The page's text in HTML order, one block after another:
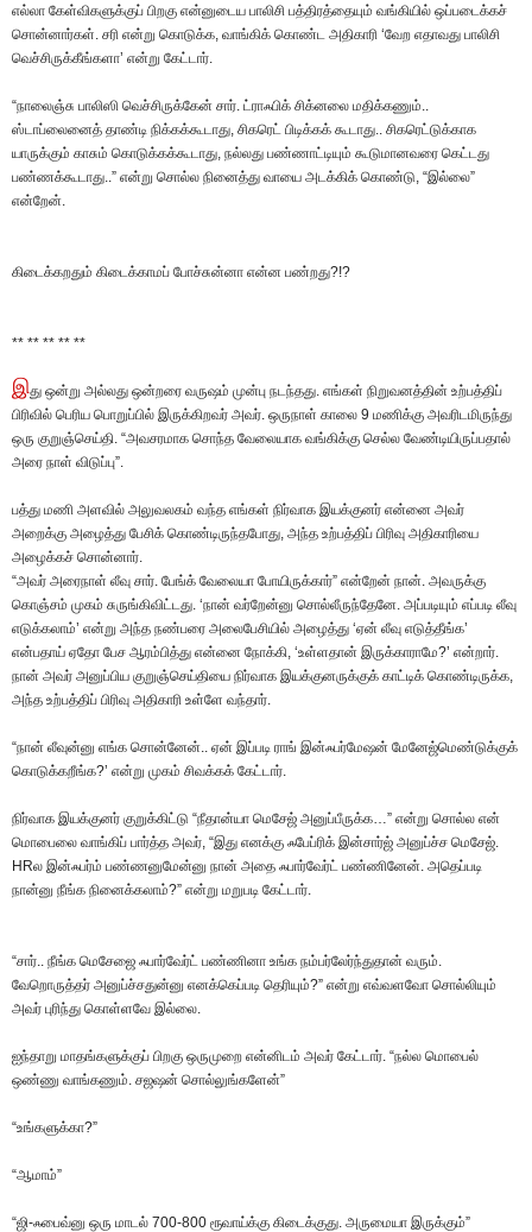
எல்லா கேள்விகளுக்குப் பிறகு என்னுடைய பாலிசி பத்திரத்தையும் வங்கியில் ஒப்படைக்கச்
சொன்னார்கள். சரி என்று கொடுக்க, வாங்கிக் கொண்ட அதிகாரி ‘வேற எதாவது பாலிசி
வெச்சிருக்கீங்களா’ என்று கேட்டார்.
“நாலைஞ்சு பாலிஸி வெச்சிருக்கேன் சார். ட்ராஃபிக் சிக்னலை மதிக்கணும்..
ஸ்டாப்லைனைத் தாண்டி நிக்கக்கூடாது, சிகரெட் பிடிக்கக் கூடாது.. சிகரெட்டுக்காக
யாருக்கும் காசும் கொடுக்கக்கூடாது, நல்லது பண்ணாட்டியும் கூடுமானவரை கெட்டது
பண்ணக்கூடாது..” என்று சொல்ல நினைத்து வாயை அடக்கிக் கொண்டு, “இல்லை”
என்றேன்.
கிடைக்கறதும் கிடைக்காமப் போச்சுன்னா என்ன பண்றது?!?
** ** ** ** **
இது ஒன்று அல்லது ஒன்றரை வருஷம் முன்பு நடந்தது. எங்கள் நிறுவனத்தின் உற்பத்திப்
பிரிவில் பெரிய பொறுப்பில் இருக்கிறவர் அவர். ஒருநாள் காலை 9 மணிக்கு அவரிடமிருந்து
ஒரு குறுஞ்செய்தி. “அவசரமாக சொந்த வேலையாக வங்கிக்கு செல்ல வேண்டியிருப்பதால்
அரை நாள் விடுப்பு”.
பத்து மணி அளவில் அலுவலகம் வந்த எங்கள் நிர்வாக இயக்குனர் என்னை அவர்
அறைக்கு அழைத்து பேசிக் கொண்டிருந்தபோது, அந்த உற்பத்திப் பிரிவு அதிகாரியை
அழைக்கச் சொன்னார்.
“அவர் அரைநாள் லீவு சார். பேங்க் வேலையா போயிருக்கார்” என்றேன் நான். அவருக்கு
கொஞ்சம் முகம் சுருங்கிவிட்டது. ‘நான் வர்றேன்னு சொல்லீருந்தேனே. அப்படியும் எப்படி லீவு
எடுக்கலாம்’ என்று அந்த நண்பரை அலைபேசியில் அழைத்து ‘ஏன் லீவு எடுத்தீங்க’
என்பதாய் ஏதோ பேச ஆரம்பித்து என்னை நோக்கி, ‘உள்ளதான் இருக்காராமே?’ என்றார்.
நான் அவர் அனுப்பிய குறுஞ்செய்தியை நிர்வாக இயக்குனருக்குக் காட்டிக் கொண்டிருக்க,
அந்த உற்பத்திப் பிரிவு அதிகாரி உள்ளே வந்தார்.
“நான் லீவுன்னு எங்க சொன்னேன்.. ஏன் இப்படி ராங் இன்ஃபர்மேஷன் மேனேஜ்மெண்டுக்குக்
கொடுக்கறீங்க?’ என்று முகம் சிவக்கக் கேட்டார்.
நிர்வாக இயக்குனர் குறுக்கிட்டு “நீதான்யா மெசேஜ் அனுப்பீருக்க…” என்று சொல்ல என்
மொபைலை வாங்கிப் பார்த்த அவர், “இது எனக்கு ஃபேப்ரிக் இன்சார்ஜ் அனுப்ச்ச மெசேஜ்.
HRல இன்ஃபர்ம் பண்ணனுமேன்னு நான் அதை ஃபார்வேர்ட் பண்ணினேன். அதெப்படி
நான்னு நீங்க நினைக்கலாம்?” என்று மறுபடி கேட்டார்.
“சார்.. நீங்க மெசேஜை ஃபார்வேர்ட் பண்ணினா உங்க நம்பர்லேர்ந்துதான் வரும்.
வேறொருத்தர் அனுப்ச்சதுன்னு எனக்கெப்படி தெரியும்?” என்று எவ்வளவோ சொல்லியும்
அவர் புரிந்து கொள்ளவே இல்லை.
ஐந்தாறு மாதங்களுக்குப் பிறகு ஒருமுறை என்னிடம் அவர் கேட்டார். “நல்ல மொபைல்
ஒண்ணு வாங்கணும். சஜஷன் சொல்லுங்களேன்”
“உங்களுக்கா?”
“ஆமாம்”
“ஜி-ஃபைவ்னு ஒரு மாடல் 700-800 ரூவாய்க்கு கிடைக்குது. அருமையா இருக்கும்”